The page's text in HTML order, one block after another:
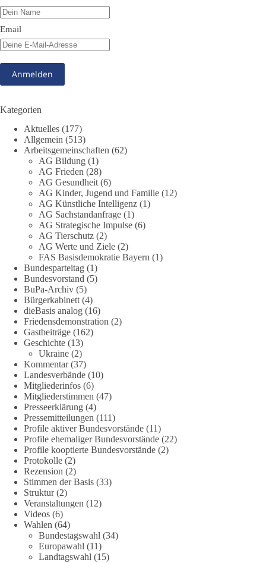
Antworten:
❓ Wie wurden politische Entscheidungen getroffen?
❓ Welche Maßnahmen waren notwendig und welche nicht?
Folgen für Kinder, Familien, Unternehmen und das Vertrauen
in unseren Rechtsstaat?
🟩🟩🟦🟦🟥🟥🟧🟧
Eine demokratische Gesellschaft lebt nicht davon, unbequeme
Fragen zu vermeiden. Sie lebt davon, Fragen offen zu stellen
und transparent zu beantworten.
dieBasis fordert deshalb weiterhin eine unabhängige,
vollständige und transparente Aufarbeitung der Corona-Politik.
Ohne Denkverbote, ohne Vorverurteilungen und ohne Tabus.
Quellen: https://apnews.com/article/fauci-diaries-covid-origins-
rand-paul-6b25da9f75a0becbaf2886ab22643e67
https://www.tichyseinblick.de/kolumnen/aus-aller-welt/usa-
tagebuch-fauci-corona-impfung/
#dieBasis #Corona #Aufarbeitung
#Vertrauen
36 60
DieBasis
21 Stunden zuvor
🕊 Wir wollen den Krieg mit Russland nicht!
Am 20. Juni 2026 fand in Berlin am Brandenburger Tor die
Demonstration mit dem Motto „Russland ist nicht unser
Feind“ statt.
Hier ein Auszug aus der Rede von der
Bundestagsabgeordneten Sevim Dağdelen (BSW).
„Wir müssen Nein sagen zu diesem stinkenden
Revanchismus!“
Email
Kategorien
Aktuelles (177)
Allgemein (513)
Arbeitsgemeinschaften (62)
AG Bildung (1)
AG Frieden (28)
AG Gesundheit (6)
AG Kinder, Jugend und Familie (12)
AG Künstliche Intelligenz (1)
AG Sachstandanfrage (1)
AG Strategische Impulse (6)
AG Tierschutz (2)
AG Werte und Ziele (2)
FAS Basisdemokratie Bayern (1)
Bundesparteitag (1)
Bundesvorstand (5)
BuPa-Archiv (5)
Bürgerkabinett (4)
dieBasis analog (16)
Friedensdemonstration (2)
Gastbeiträge (162)
Geschichte (13)
Ukraine (2)
Kommentar(37)
Landesverbände (10)
Mitgliederinfos (6)
Mitgliederstimmen (47)
Presseerklärung (4)
Pressemitteilungen (111)
Profile aktiver Bundesvorstände (11)
Profile ehemaliger Bundesvorstände (22)
Profile kooptierte Bundesvorstände (2)
Protokolle (2)
Rezension (2)
Stimmen der Basis (33)
Struktur(2)
Veranstaltungen (12)
Videos (6)
Wahlen (64)
Bundestagswahl (34)
Europawahl (11)
Landtagswahl (15)